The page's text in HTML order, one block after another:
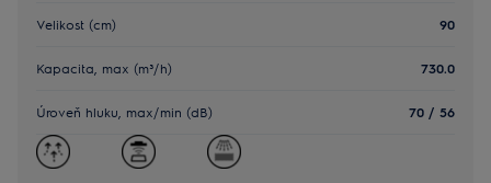
Velikost (cm) 90
Kapacita, max (m³/h) 730.0
Úroveň hluku, max/min (dB) 70 / 56